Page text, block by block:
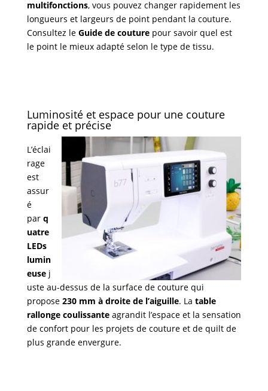
multifonctions, vous pouvez changer rapidement les
longueurs et largeurs de point pendant la couture.
Consultez le Guide de couturepour savoir quel est
le point le mieux adapté selon le type de tissu.
Luminosité et espace pour une couture
rapide et précise
L’éclai
rage
est
assur
é
par q
uatre
LEDs
lumin
euse j
uste au-dessus de la surface de couture qui
propose 230 mm à droite de l’aiguille. La table
rallonge coulissanteagrandit l’espace et la sensation
de confort pour les projets de couture et de quilt de
plus grande envergure.